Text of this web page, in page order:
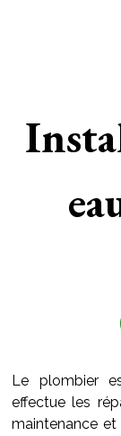
Le plombier
effectue les
maintenance